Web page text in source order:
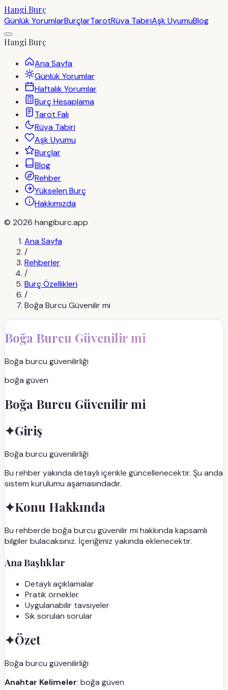
Hangi Burç
Günlük YorumlarBurçlarTarotRüya TabiriAşk UyumuBlog
Hangi Burç
Ana Sayfa
Günlük Yorumlar
Haftalık Yorumlar
Burç Hesaplama
Tarot Falı
Rüya Tabiri
Aşk Uyumu
Burçlar
Blog
Rehber
Yükselen Burç
Hakkımızda
© 2026 hangiburc.app
Ana Sayfa
/
Rehberler
/
Burç Özellikleri
/
Boğa Burcu Güvenilir mi
Boğa Burcu Güvenilir mi
Boğa burcu güvenilirliği
boğa güven
Boğa Burcu Güvenilir mi
✦Giriş
Boğa burcu güvenilirliği
Bu rehber yakında detaylı içerikle güncellenecektir. Şu anda
sistem kurulumu aşamasındadır.
✦Konu Hakkında
Bu rehberde boğa burcu güvenilir mi hakkında kapsamlı
bilgiler bulacaksınız. İçeriğimiz yakında eklenecektir.
Ana Başlıklar
Detaylı açıklamalar
Pratik örnekler
Uygulanabilir tavsiyeler
Sık sorulan sorular
✦Özet
Boğa burcu güvenilirliği
Anahtar Kelimeler: boğa güven